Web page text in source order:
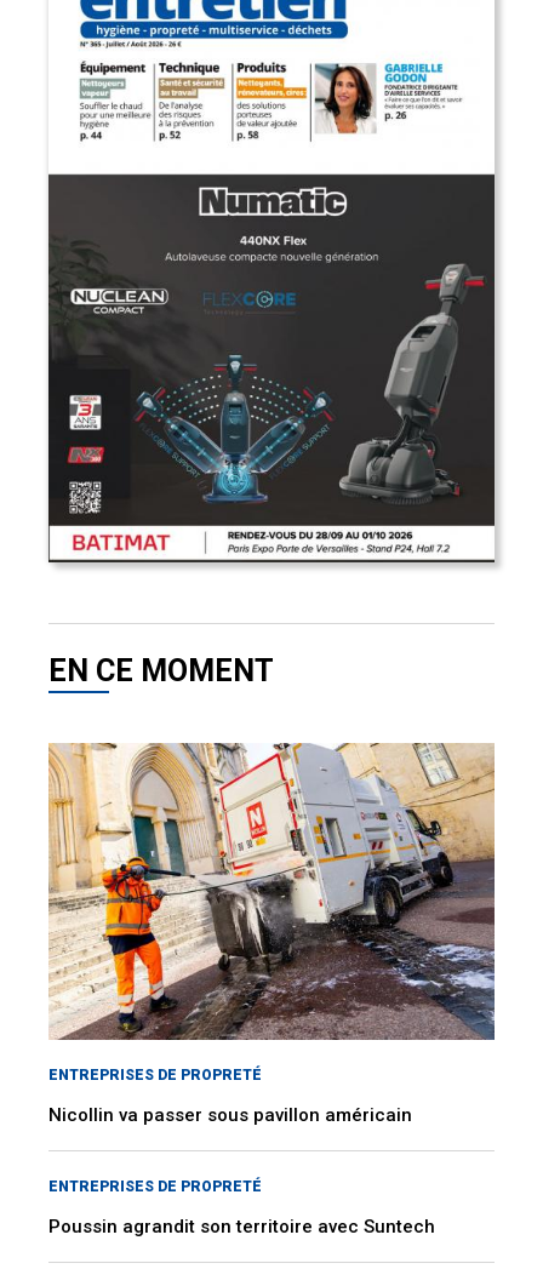
EN CE MOMENT
ENTREPRISES DE PROPRETÉ
Nicollin va passer sous pavillon américain
ENTREPRISES DE PROPRETÉ
Poussin agrandit son territoire avec Suntech